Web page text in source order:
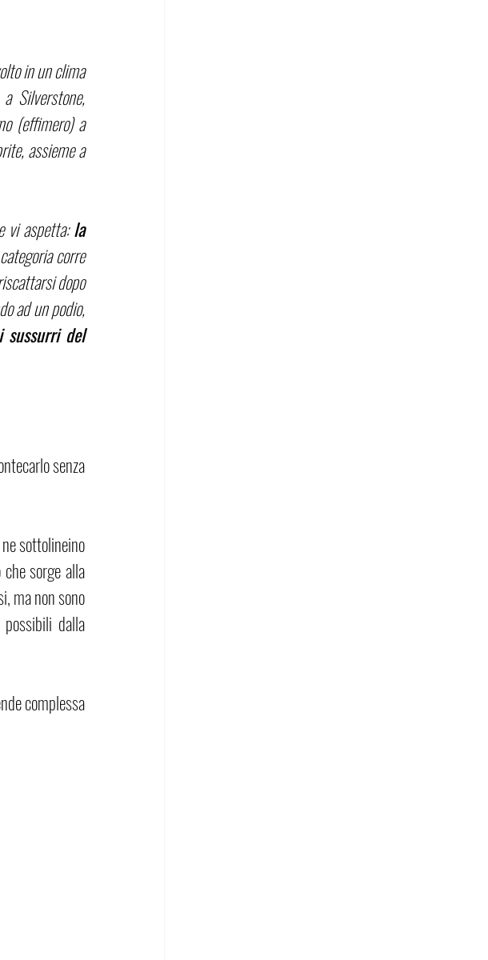
in un clima
Silverstone,
(effimero) a
assieme a
vi aspetta: la
corre
dopo
ad un podio,
i sussurri del
senza
sottolineino
sorge alla
ma non sono
possibili dalla
complessa